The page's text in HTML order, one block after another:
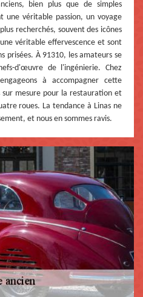
bien plus que de simples
une véritable passion, un voyage
recherchés, souvent des icônes
véritable effervescence et sont
prisées. À 91310, les amateurs se
d'œuvre de l'ingénierie. Chez
à accompagner cette
sur mesure pour la restauration et
roues. La tendance à Linas ne
et nous en sommes ravis.